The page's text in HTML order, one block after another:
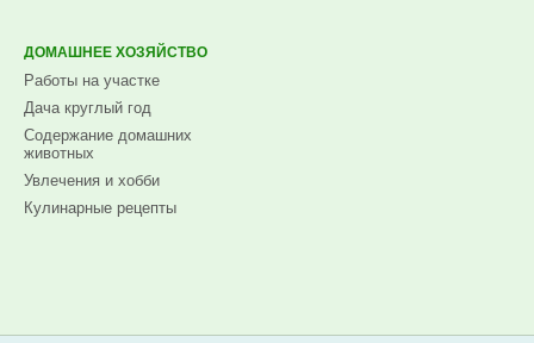
ДОМАШНЕЕ ХОЗЯЙСТВО
Работы на участке
Дача круглый год
Содержание домашних
животных
Увлечения и хобби
Кулинарные рецепты